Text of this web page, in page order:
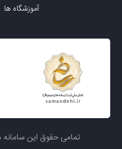
آموزشگاه ها
تمامی حقوق این سامانه